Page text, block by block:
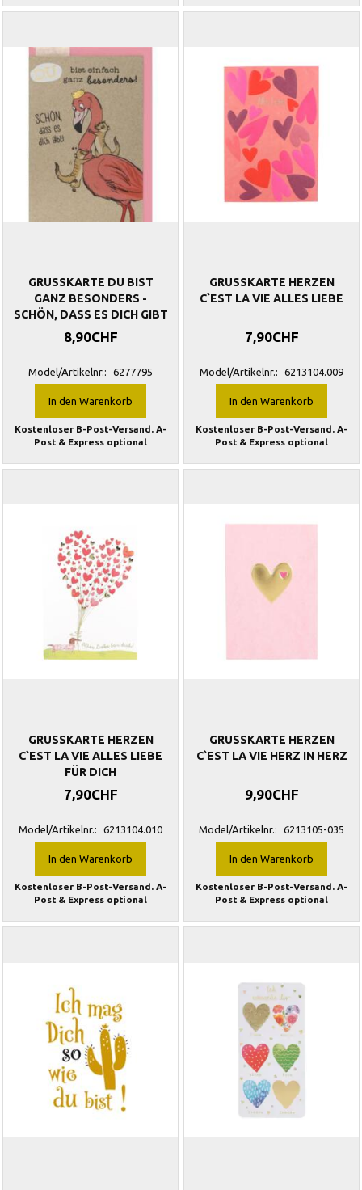
GRUSSKARTE DU BIST
GANZ BESONDERS -
SCHÖN, DASS ES DICH GIBT
8,90CHF
Model/Artikelnr.: 6277795
In den Warenkorb
Kostenloser B-Post-Versand. A-
Post & Express optional
GRUSSKARTE HERZEN
C`EST LA VIE ALLES LIEBE
7,90CHF
Model/Artikelnr.: 6213104.009
In den Warenkorb
Kostenloser B-Post-Versand. A-
Post & Express optional
GRUSSKARTE HERZEN
C`EST LA VIE ALLES LIEBE
FÜR DICH
7,90CHF
Model/Artikelnr.: 6213104.010
In den Warenkorb
Kostenloser B-Post-Versand. A-
Post & Express optional
GRUSSKARTE HERZEN
C`EST LA VIE HERZ IN HERZ
9,90CHF
Model/Artikelnr.: 6213105-035
In den Warenkorb
Kostenloser B-Post-Versand. A-
Post & Express optional